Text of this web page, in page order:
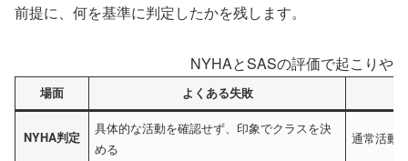
前提に、何を基準に判定したかを残します。
NYHAとSASの評価で起こりや
場面 よくある失敗
NYHA判定
具体的な活動を確認せず、印象でクラスを決
める
通常活動